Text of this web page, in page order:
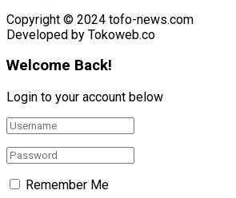
Copyright © 2024 tofo-news.com
Developed by Tokoweb.co
Welcome Back!
Login to your account below
Remember Me